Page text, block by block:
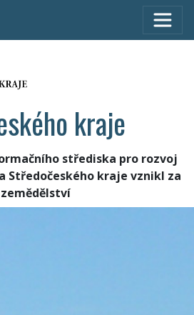
kraje
střediska pro rozvoj
Středočeského kraje vznikl za